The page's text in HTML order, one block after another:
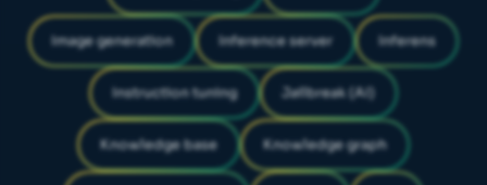
Image generation Inference server Inferens
Instruction tuning Jailbreak (AI)
Knowledge base Knowledge graph